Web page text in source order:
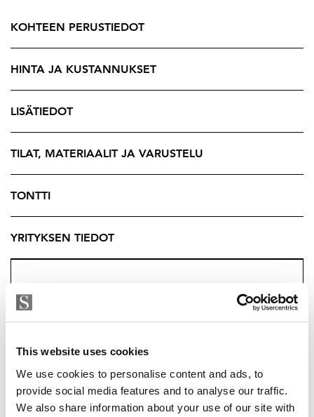
This website uses cookies
We use cookies to personalise content and ads, to
provide social media features and to analyse our traffic.
We also share information about your use of our site with
myydään rakennuspaikaksi ja rakennukset
purettavaksi.
kuin rautatietäkin pitkin. Asemalle on vain noin vähän
päässä Tampere - Helsinki moottoritiestä.
Akaan keskustasta löytyvät päivittäiset palvelut,
Koti-pitsa sekä uusi Lidl.
Lähin ala-aste on Pappilan koulu jonka vieressä on
myös päiväkoti.
Lisätiedot,
Maarit Ritari
maarit@strand.fi
KOHTEEN PERUSTIEDOT
HINTA JA KUSTANNUKSET
LISÄTIEDOT
TILAT, MATERIAALIT JA VARUSTELU
TONTTI
YRITYKSEN TIEDOT